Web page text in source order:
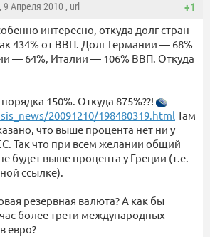
+1
, 9 Апреля 2010 , url
интересно, откуда долг стран
434% от ВВП. Долг Германии — 68%
— 64%, Италии — 106% ВВП. Откуда
150%. Откуда 875%??!
20091210/198480319.html Там
что выше процента нет ни у
Так что при всем желании общий
будет выше процента у Греции (т.е.
ссылке).
резервная валюта? А как бы
более трети международных
евро?